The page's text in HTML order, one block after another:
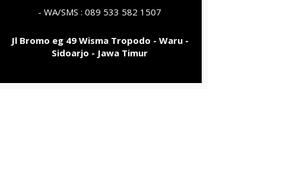
- WA/SMS : 089 533 582 1507
Jl Bromo eg 49 Wisma Tropodo - Waru -
Sidoarjo - Jawa Timur